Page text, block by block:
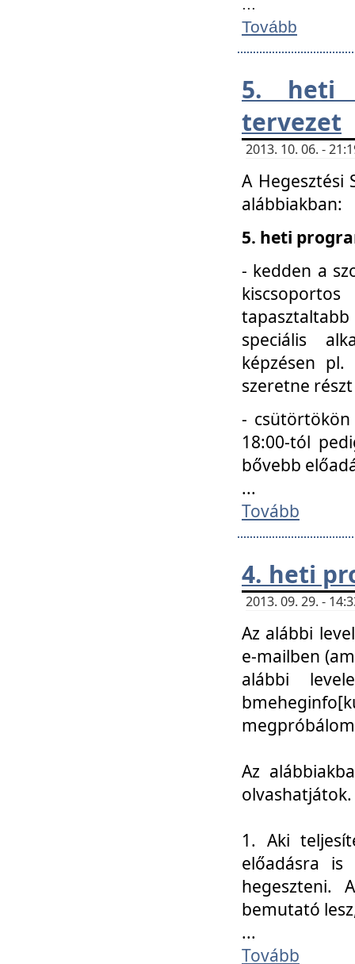
Tovább
5. heti
tervezet
2013. 10. 06. -
A Hegesztési
alábbiakban:
5. heti
- kedden a
speciális
képzésen
szeretne
- csütörtökön
18:00-tól
bővebb
...
Tovább
4. heti
2013. 09. 29. -
Az alábbi
e-mailben
alábbi
Az
olvashatjátok.
1. Aki
előadásra
hegeszteni.
bemutató
...
Tovább